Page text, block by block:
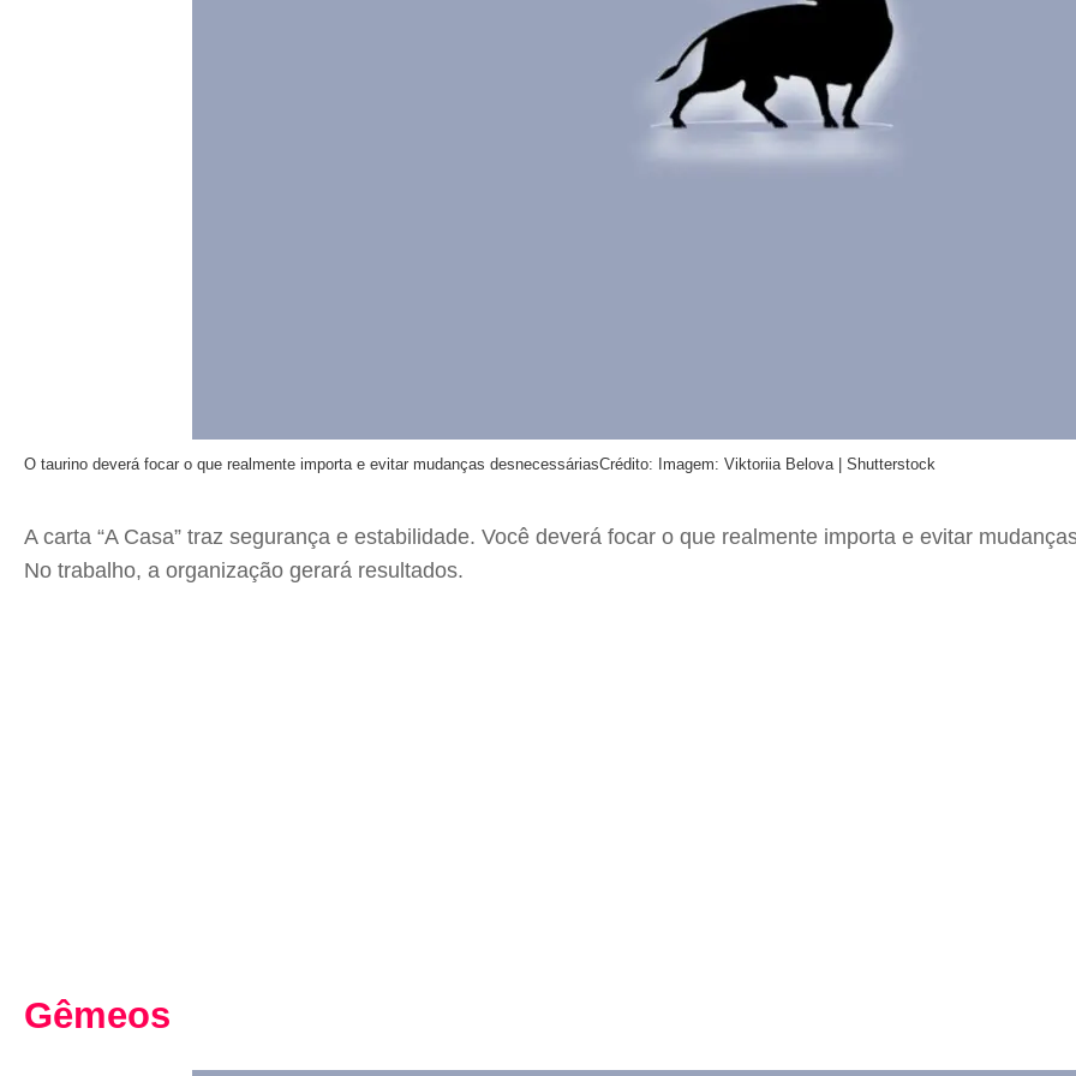
O taurino deverá focar o que realmente importa e evitar mudanças desnecessáriasCrédito: Imagem: Viktoriia Belova | Shutterstock
A carta “A Casa” traz segurança e estabilidade. Você deverá focar o que realmente importa e evitar
No trabalho, a organização gerará resultados.
Gêmeos